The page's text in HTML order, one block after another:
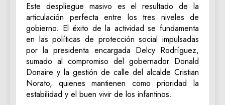
Este despliegue masivo es el resultado de la
articulación perfecta entre los tres niveles de
gobierno. El éxito de la actividad se fundamenta
en las políticas de protección social impulsadas
por la presidenta encargada Delcy Rodríguez,
sumado al compromiso del gobernador Donald
Donaire y la gestión de calle del alcalde Cristian
Norato, quienes mantienen como prioridad la
estabilidad y el buen vivir de los infantinos.